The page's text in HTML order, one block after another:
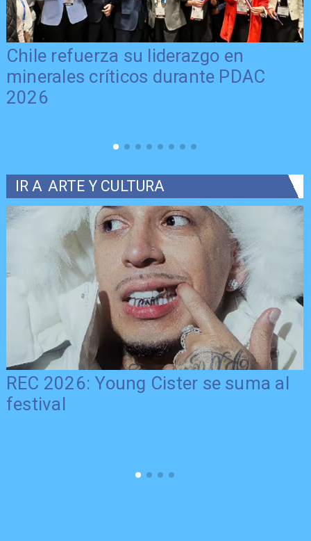
Chile refuerza su liderazgo en
minerales críticos durante PDAC
2026
IR A ARTE Y CULTURA
REC 2026: Young Cister se suma al
festival